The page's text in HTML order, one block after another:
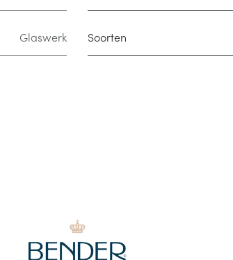
Glaswerk Soorten